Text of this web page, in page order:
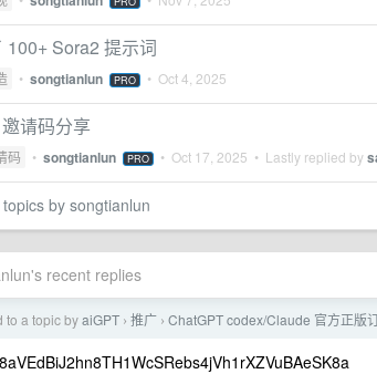
100+ Sora2 提示词
• songtianlun PRO • Oct 4, 2025
请码分享
码 • songtianlun PRO • Oct 17, 2025 • Lastly replied by
by songtianlun
recent replies
to a topic byaiGPT › 推广 › ChatGPT codex/Claude 官方正版